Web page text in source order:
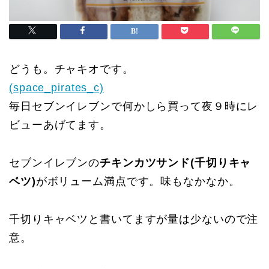
どうも。チャキオです。
(space_pirates_c)
毎日セブンイレブンで何かしら買って夜９時にレ
ビューあげてます。
セブンイレブンのチキンカツサンド(千切りキャ
ベツ)がボリューム満点です。味もなかなか。
千切りキャベツと書いてますが量は少ないので注
意。